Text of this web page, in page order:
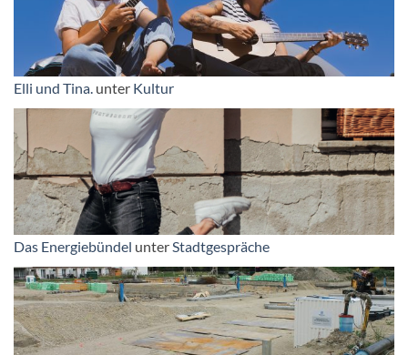
Elli und Tina. unter Kultur
Das Energiebündel unterStadtgespräche